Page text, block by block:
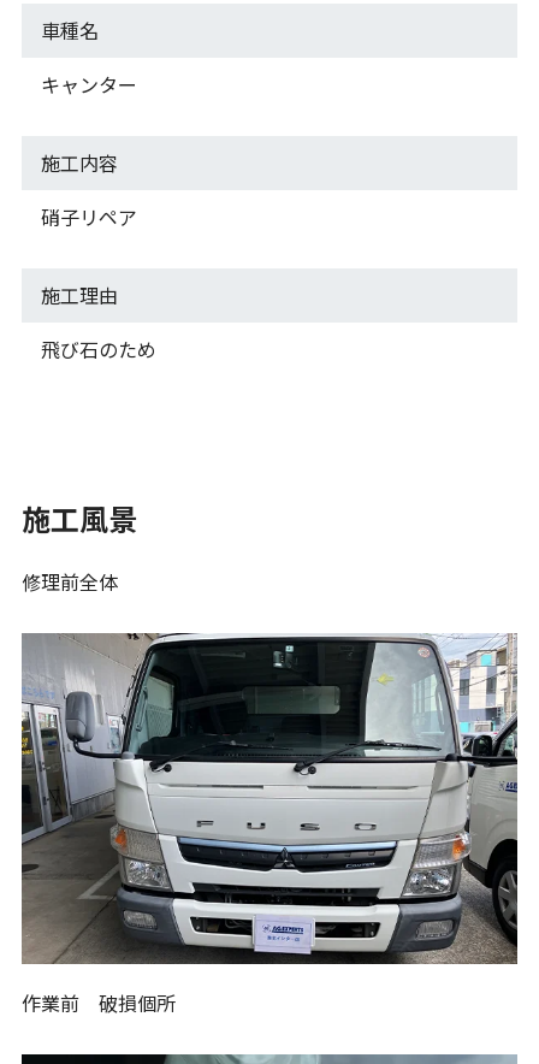
車種名
キャンター
施工内容
硝子リペア
施工理由
飛び石のため
施工風景
修理前全体
作業前 破損個所